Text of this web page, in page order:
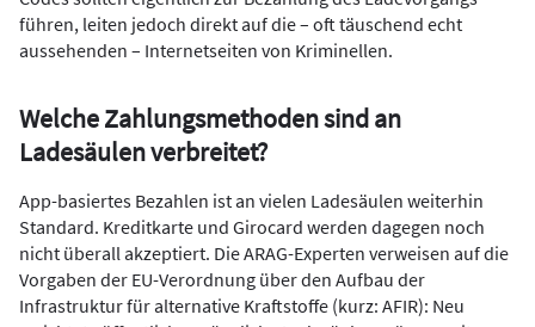
führen, leiten jedoch direkt auf die – oft täuschend echt
aussehenden – Internetseiten von Kriminellen.
Welche Zahlungsmethoden sind an
Ladesäulen verbreitet?
App-basiertes Bezahlen ist an vielen Ladesäulen weiterhin
Standard. Kreditkarte und Girocard werden dagegen noch
nicht überall akzeptiert. Die ARAG-Experten verweisen auf die
Vorgaben der EU-Verordnung über den Aufbau der
Infrastruktur für alternative Kraftstoffe (kurz: AFIR): Neu